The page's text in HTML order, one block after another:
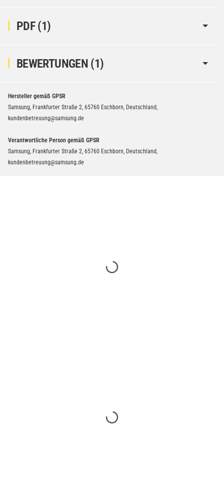
PDF (1)
BEWERTUNGEN (1)
Hersteller gemäß GPSR
Samsung, Frankfurter Straße 2, 65760 Eschborn, Deutschland,
kundenbetreuung@samsung.de
Verantwortliche Person gemäß GPSR
Samsung, Frankfurter Straße 2, 65760 Eschborn, Deutschland,
kundenbetreuung@samsung.de